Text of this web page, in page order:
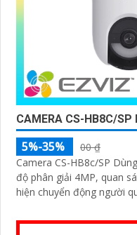
CAMERA CS-HB8C/SP
5%-35%
00 ₫
Camera CS-HB8c/SP
độ phân giải 4MP, quan sát
hiện chuyển động người